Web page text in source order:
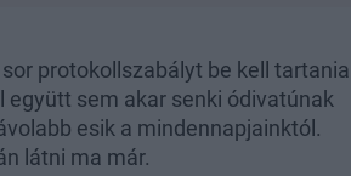
protokollszabályt be kell tartania
együtt sem akar senki ódivatúnak
esik a mindennapjainktól.
látni ma már.